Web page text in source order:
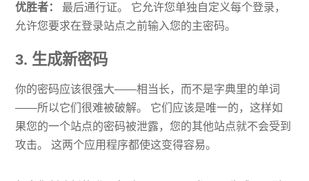
优胜者：
最后通行证。 它允许您单独自定义每个登录，
允许您要求在登录站点之前输入您的主密码。
3. 生成新密码
你的密码应该很强大——相当长，而不是字典里的单词
——所以它们很难被破解。 它们应该是唯一的，这样如
果您的一个站点的密码被泄露，您的其他站点就不会受到
攻击。 这两个应用程序都使这变得容易。